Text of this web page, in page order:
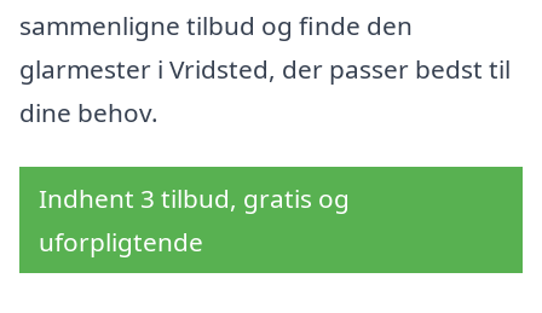
sammenligne tilbud og finde den
glarmester i Vridsted, der passer bedst til
dine behov.
Indhent 3 tilbud, gratis og
uforpligtende